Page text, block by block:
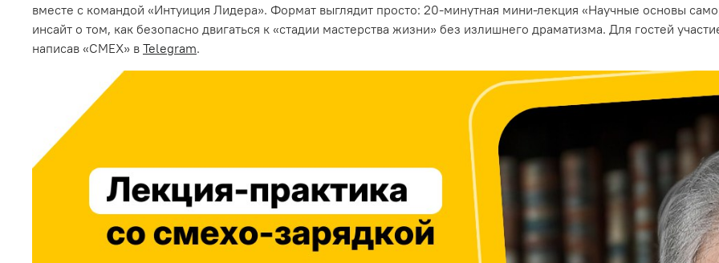
вместе с командой «Интуиция Лидера». Формат выглядит просто: 20‑минутная мини‑лекция «Научные основы
инсайт о том, как безопасно двигаться к «стадии мастерства жизни» без излишнего драматизма. Для гостей
написав «СМЕХ» в Telegram.